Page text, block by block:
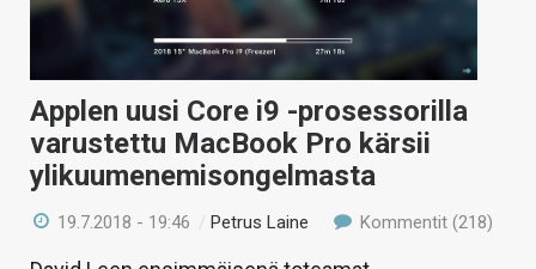
Applen uusi Core i9 -prosessorilla
varustettu MacBook Pro kärsii
ylikuumenemisongelmasta
19.7.2018 - 19:46 /Petrus Laine Kommentit (218)